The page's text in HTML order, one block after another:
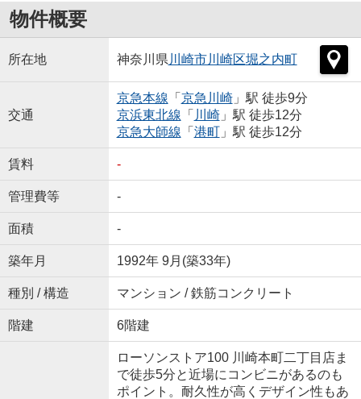
物件概要
所在地 神奈川県 川崎市川崎区堀之内町
交通
京急本線 「 京急川崎」駅 徒歩9分
京浜東北線 「 川崎」駅 徒歩12分
京急大師線 「 港町」駅 徒歩12分
賃料 -
管理費等 -
面積 -
築年月 1992年 9月(築33年)
種別 / 構造 マンション / 鉄筋コンクリート
階建 6階建
ローソンストア100 川崎本町二丁目店ま
で徒歩5分と近場にコンビニがあるのも
ポイント。耐久性が高くデザイン性もあ